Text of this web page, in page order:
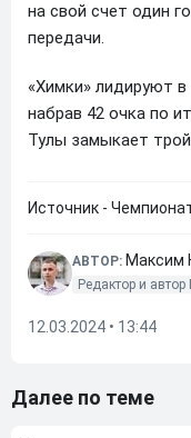
на свой счет один
передачи.
«Химки» лидируют в
набрав 42 очка по
Тулы замыкает
Источник -
АВТОР: Максим
Редактор и
12.03.2024 • 13:44
Далее по теме